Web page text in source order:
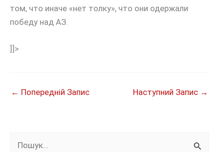
том, что иначе «нет толку», что они одержали
победу над АЗ.
]]>
← Попередній Запис Наступний Запис →